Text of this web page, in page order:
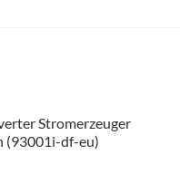
Stromerzeuger
(93001i-df-eu)